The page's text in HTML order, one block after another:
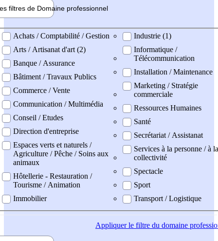
filtres de Domaine professionnel
professionel
Achats / Comptabilité / Gestion
Arts / Artisanat d'art (2)
Banque / Assurance
Bâtiment / Travaux Publics
Commerce / Vente
Communication / Multimédia
Conseil / Etudes
Direction d'entreprise
Espaces verts et naturels /
Agriculture / Pêche / Soins aux
animaux
Hôtellerie - Restauration /
Tourisme / Animation
Immobilier
Industrie (1)
Informatique /
Télécommunication
Installation / Maintenance
Marketing / Stratégie
commerciale
Ressources Humaines
Santé
Secrétariat / Assistanat
Services à la personne / à la
collectivité
Spectacle
Sport
Transport / Logistique
Appliquerle filtre du domaine